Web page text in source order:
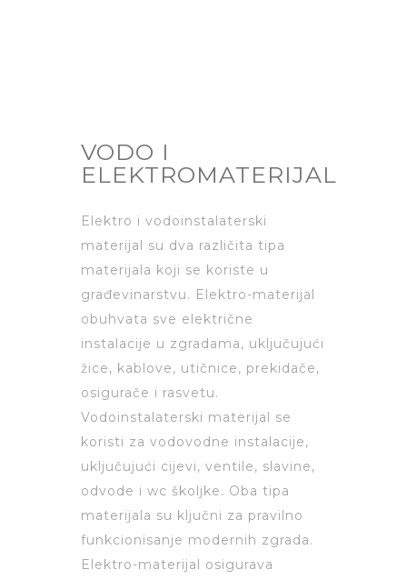
VODO I
ELEKTROMATERIJAL
Elektro i vodoinstalaterski
materijal su dva različita tipa
materijala koji se koriste u
građevinarstvu. Elektro-materijal
obuhvata sve električne
instalacije u zgradama, uključujući
žice, kablove, utičnice, prekidače,
osigurače i rasvetu.
Vodoinstalaterski materijal se
koristi za vodovodne instalacije,
uključujući cijevi, ventile, slavine,
odvode i wc školjke. Oba tipa
materijala su ključni za pravilno
funkcionisanje modernih zgrada.
Elektro-materijal osigurava